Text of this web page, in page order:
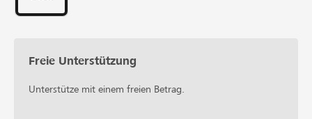
Freie Unterstützung
Unterstütze mit einem freien Betrag.